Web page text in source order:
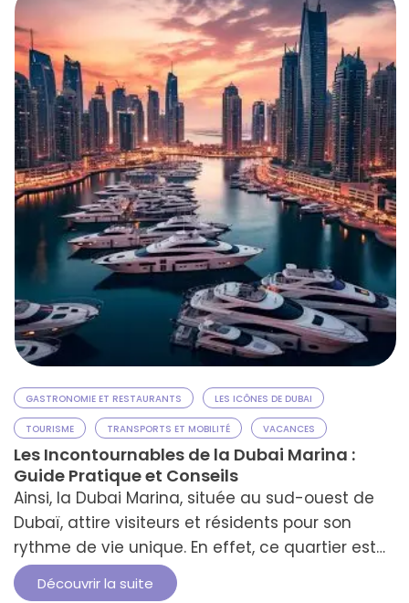
grande variété de plages gratuites et privées.
Que vous recherchiez l’animation …
GASTRONOMIE ET RESTAURANTS LES ICÔNES DE DUBAI
TOURISME TRANSPORTS ET MOBILITÉ VACANCES
Les Incontournables de la Dubai Marina :
Guide Pratique et Conseils
Ainsi, la Dubai Marina, située au sud-ouest de
Dubaï, attire visiteurs et résidents pour son
rythme de vie unique. En effet, ce quartier est
aussi réputé pour son ambiance nocturne
animée, proposant des discothèques
Découvrir la suite